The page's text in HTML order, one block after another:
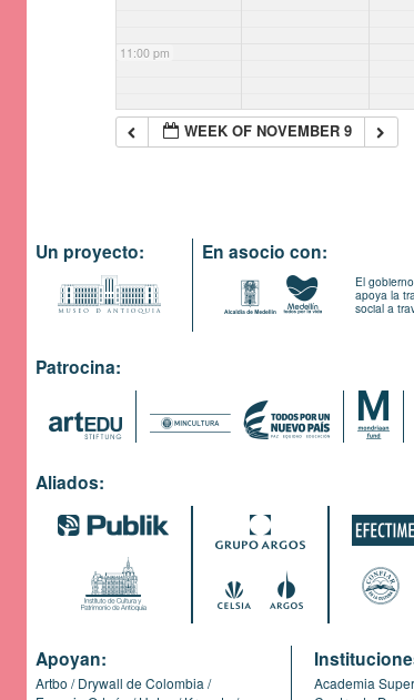
11:00 pm
WEEK OF NOVEMBER 9
Un proyecto: En asocio con:
El
apoya la
social a
Patrocina:
Aliados:
Apoyan:
Artbo
Drywall de Colombia
Academia